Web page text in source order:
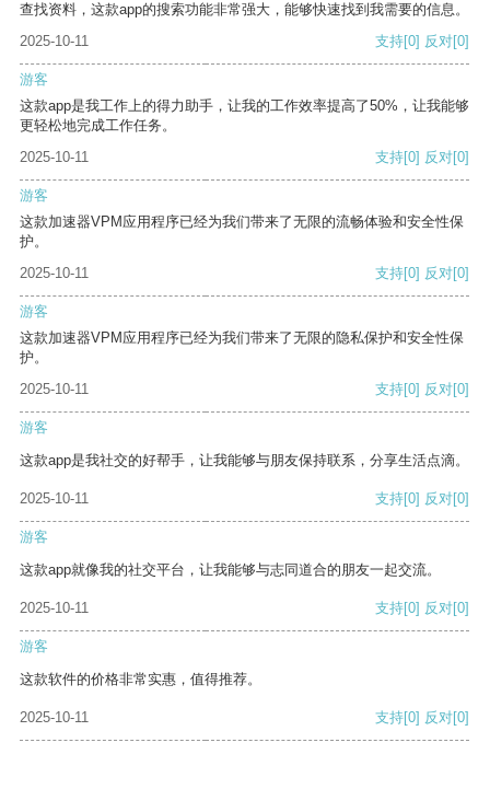
查找资料，这款app的搜索功能非常强大，能够快速找到我需要的信息。
2025-10-11
支持[0] 反对[0]
游客
这款app是我工作上的得力助手，让我的工作效率提高了50%，让我能够
更轻松地完成工作任务。
2025-10-11
支持[0] 反对[0]
游客
这款加速器VPM应用程序已经为我们带来了无限的流畅体验和安全性保
护。
2025-10-11
支持[0] 反对[0]
游客
这款加速器VPM应用程序已经为我们带来了无限的隐私保护和安全性保
护。
2025-10-11
支持[0] 反对[0]
游客
这款app是我社交的好帮手，让我能够与朋友保持联系，分享生活点滴。
2025-10-11 支持[0] 反对[0]
游客
这款app就像我的社交平台，让我能够与志同道合的朋友一起交流。
2025-10-11 支持[0] 反对[0]
游客
这款软件的价格非常实惠，值得推荐。
2025-10-11 支持[0] 反对[0]